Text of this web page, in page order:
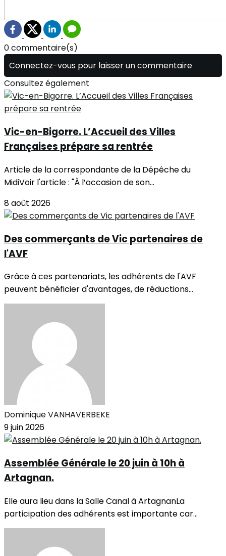
0 commentaire(s)
Connectez-vous pour laisser un commentaire
Consultez également
Vic-en-Bigorre. L’Accueil des Villes
Françaises prépare sa rentrée
Article de la correspondante de la Dépêche du
MidiVoir l'article : "À l’occasion de son...
8 août 2026
Des commerçants de Vic partenaires de
l'AVF
Grâce à ces partenariats, les adhérents de l'AVF
peuvent bénéficier d'avantages, de réductions...
Dominique VANHAVERBEKE
9 juin 2026
Assemblée Générale le 20 juin à 10h à
Artagnan.
Elle aura lieu dans la Salle Canal à ArtagnanLa
participation des adhérents est importante car...